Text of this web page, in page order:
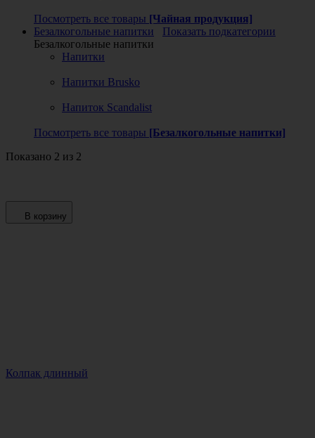
Посмотреть все товары [Чайная продукция]
Безалкогольные напитки
Показать подкатегории
Безалкогольные напитки
Напитки
Напитки Brusko
Напиток Scandalist
Посмотреть все товары [Безалкогольные напитки]
Показано 2 из 2
В корзину
Колпак длинный